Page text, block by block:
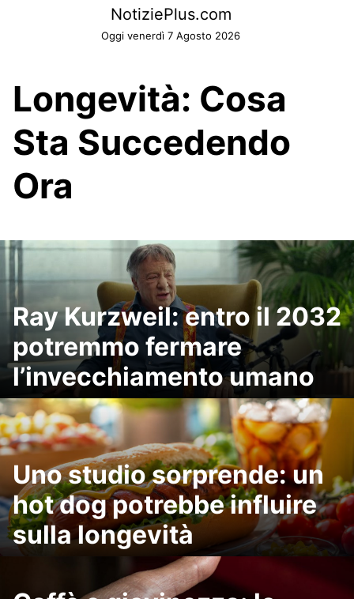
NotiziePlus.com
Oggi venerdì 7 Agosto 2026
Longevità: Cosa
Sta Succedendo
Ora
Ray Kurzweil: entro il 2032
potremmo fermare
l’invecchiamento umano
Uno studio sorprende: un
hot dog potrebbe influire
sulla longevità